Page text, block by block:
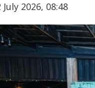
July 2026, 08:48